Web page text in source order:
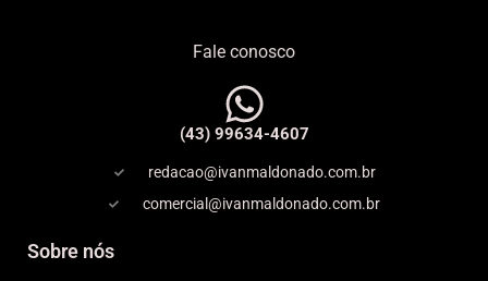
Fale conosco
(43) 99634-4607
redacao@ivanmaldonado.com.br
comercial@ivanmaldonado.com.br
Sobre nós